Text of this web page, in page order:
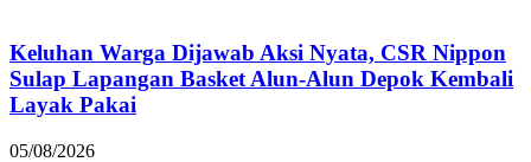
Keluhan Warga Dijawab Aksi Nyata, CSR Nippon
Sulap Lapangan Basket Alun-Alun Depok Kembali
Layak Pakai
05/08/2026